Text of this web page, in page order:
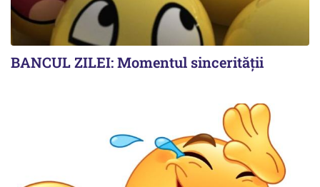
BANCUL ZILEI: Momentul sincerității